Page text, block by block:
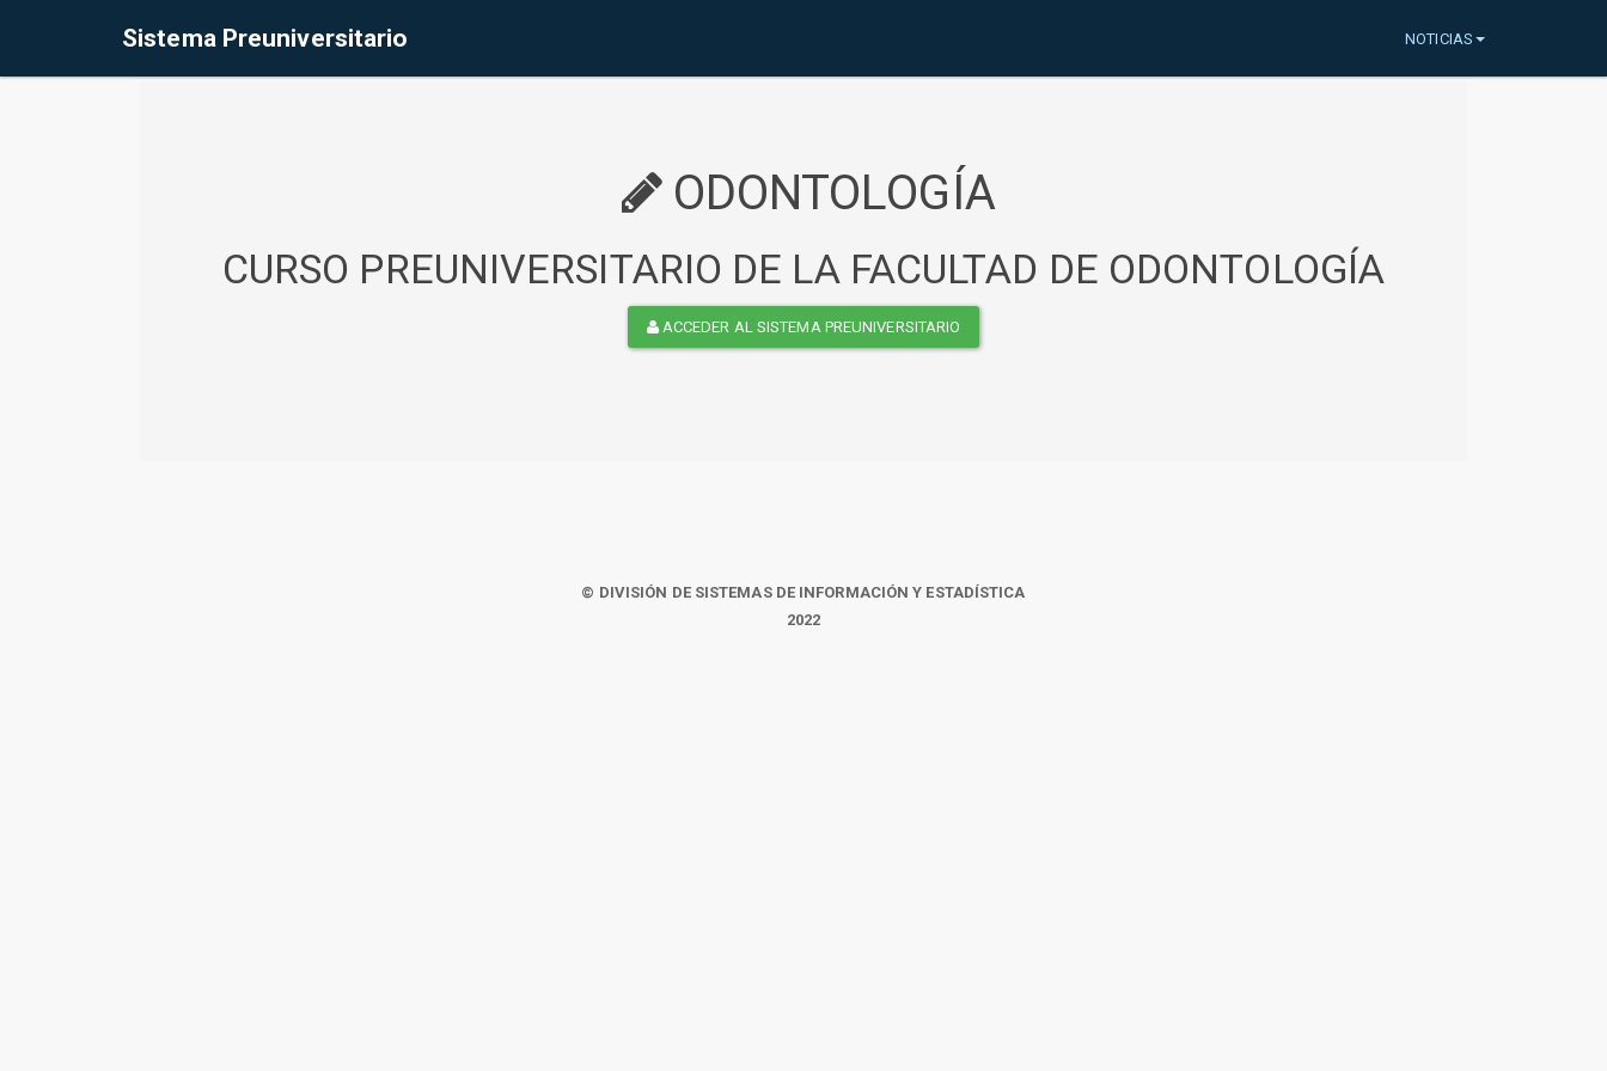
Sistema Preuniversitario NOTICIAS
ODONTOLOGÍA
CURSO PREUNIVERSITARIO DE LA FACULTAD DE ODONTOLOGÍA
ACCEDER AL SISTEMA PREUNIVERSITARIO
© DIVISIÓN DE SISTEMAS DE INFORMACIÓN Y ESTADÍSTICA
2022